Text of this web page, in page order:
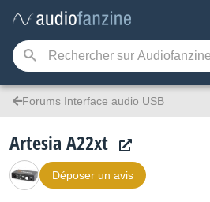
Forums Interface audio USB
Artesia A22xt
Déposer un avis